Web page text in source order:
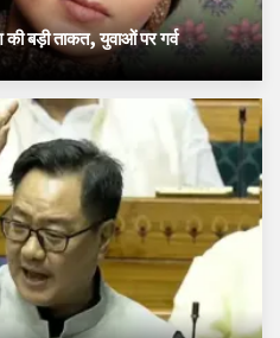
बड़ी ताकत, युवाओं पर गर्व